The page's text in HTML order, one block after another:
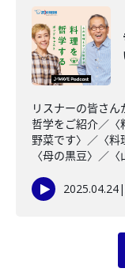
リスナーの皆さ
哲学をご紹介／〈
野菜です〉／〈
〈母の黒豆〉／
2025.04.24|